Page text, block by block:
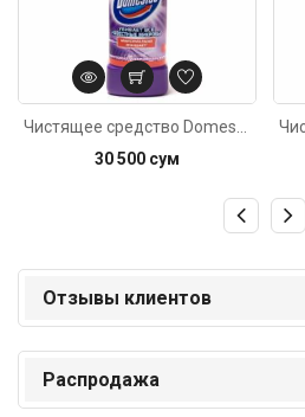
30 500 сум
Отзывы клиентов
Распродажа